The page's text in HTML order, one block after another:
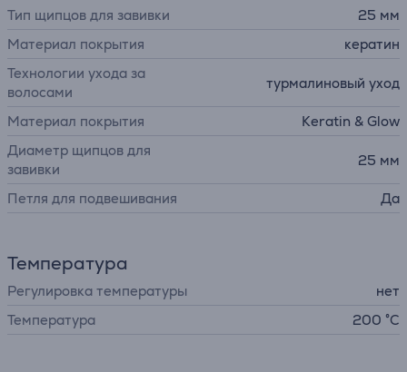
Тип щипцов для завивки
25 мм
Материал покрытия
кератин
Технологии ухода за
волосами
турмалиновый уход
Материал покрытия
Keratin & Glow
Диаметр щипцов для
завивки
25 мм
Петля для подвешивания Да
Температура
Регулировка температуры
нет
Температура
200 °C